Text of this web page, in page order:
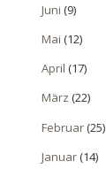
Juni (9)
Mai (12)
April (17)
März (22)
Februar(25)
Januar(14)